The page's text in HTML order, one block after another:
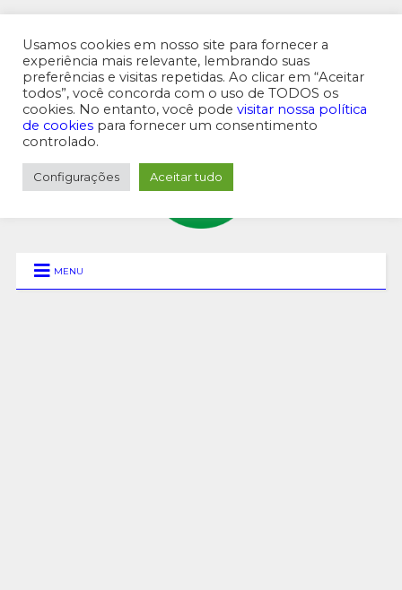
MENU SUPERIOR
MENU
Usamos cookies em nosso site para fornecer a
experiência mais relevante, lembrando suas
preferências e visitas repetidas. Ao clicar em “Aceitar
todos”, você concorda com o uso de TODOS os
cookies. No entanto, você pode visitar nossa política
de cookies para fornecer um consentimento
controlado.
Configurações Aceitar tudo